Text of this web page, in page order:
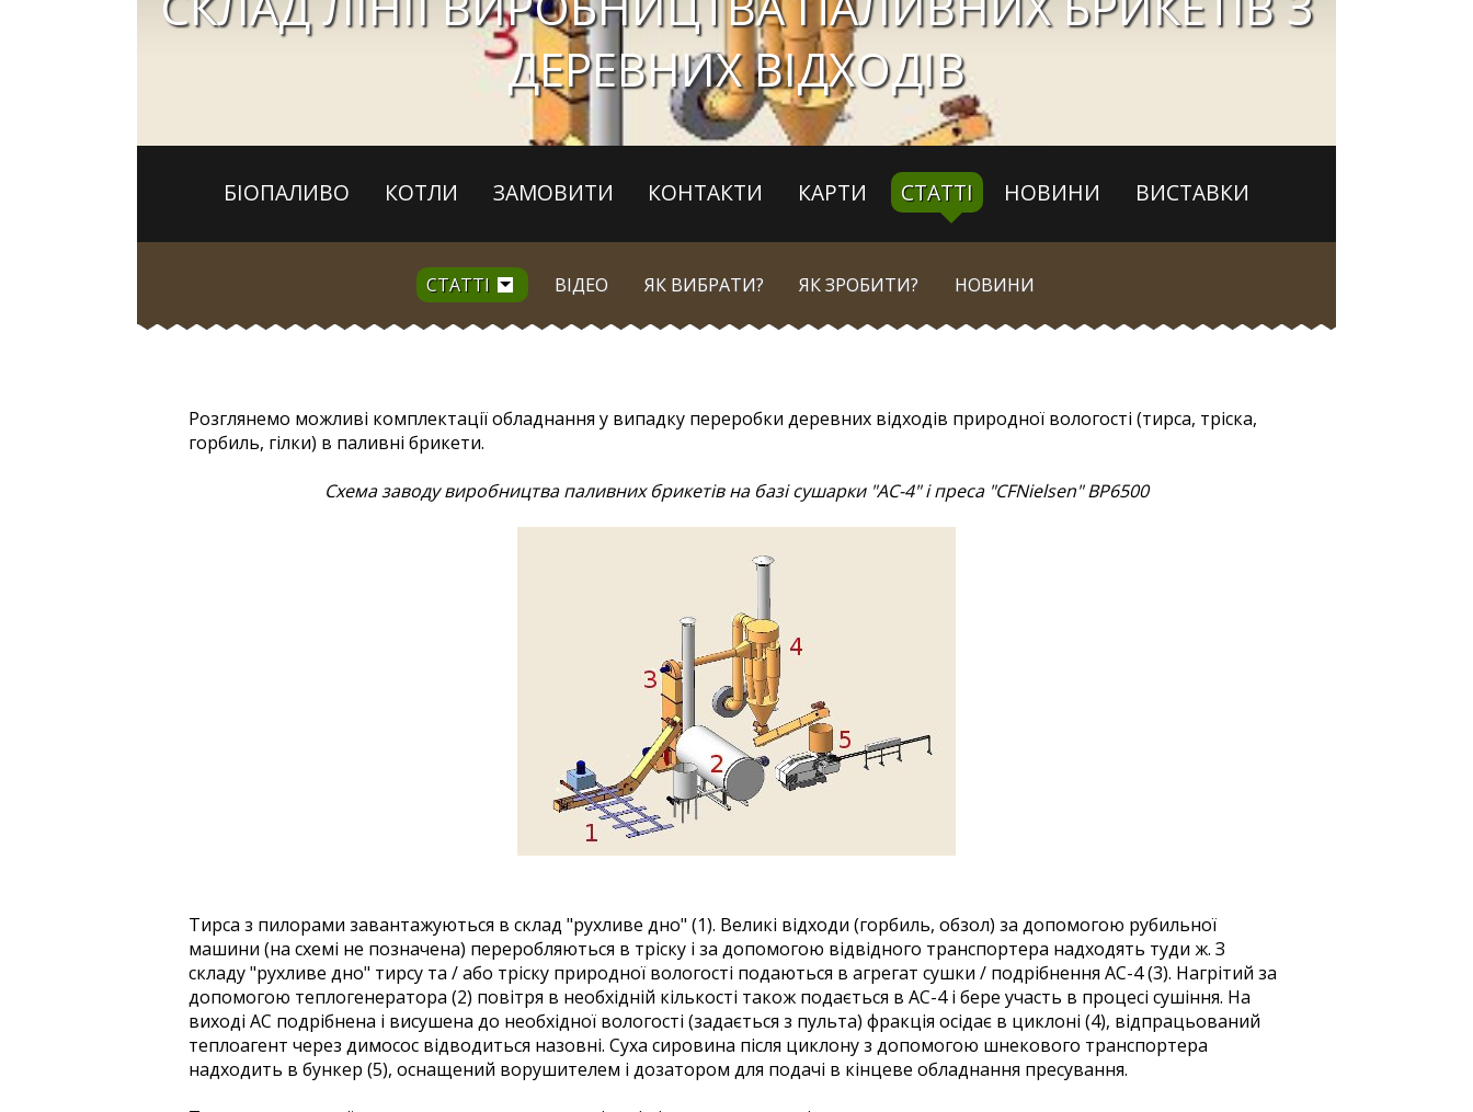
ДЕРЕВНИХ ВІДХОДІВ
БІОПАЛИВО КОТЛИ ЗАМОВИТИ КОНТАКТИ КАРТИ СТАТТІ НОВИНИ ВИСТАВКИ
СТАТТІ ВІДЕО ЯК ВИБРАТИ? ЯК ЗРОБИТИ? НОВИНИ
Розглянемо можливі комплектації обладнання у випадку переробки деревних відходів природної вологості (тирса, тріска,
горбиль, гілки) в паливні брикети.
Схема заводу виробництва паливних брикетів на базі сушарки "АС-4" і преса "CFNielsen" BP6500
Тирса з пилорами завантажуються в склад "рухливе дно" (1). Великі відходи (горбиль, обзол) за допомогою рубильної
машини (на схемі не позначена) переробляються в тріску і за допомогою відвідного транспортера надходять туди ж. З
складу "рухливе дно" тирсу та / або тріску природної вологості подаються в агрегат сушки / подрібнення АС-4 (3). Нагрітий за
допомогою теплогенератора (2) повітря в необхідній кількості також подається в АС-4 і бере участь в процесі сушіння. На
виході АС подрібнена і висушена до необхідної вологості (задається з пульта) фракція осідає в циклоні (4), відпрацьований
теплоагент через димосос відводиться назовні. Суха сировина після циклону з допомогою шнекового транспортера
надходить в бункер (5), оснащений ворушителем і дозатором для подачі в кінцеве обладнання пресування.